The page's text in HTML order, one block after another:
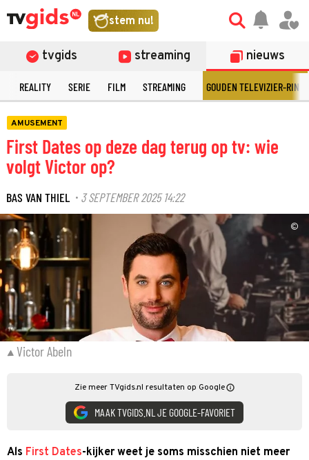
stem nu!
tvgids streaming nieuws
REALITY SERIE FILM STREAMING GOUDEN TELEVIZIER-RING
AMUSEMENT
First Dates op deze dag terug op tv: wie
volgt Victor op?
BAS VAN THIEL· 3 SEPTEMBER 2025 14:22
©
Victor Abeln
Zie meer TVgids.nl resultaten op Google
MAAK TVGIDS.NL JE GOOGLE-FAVORIET
Als First Dates-kijker weet je soms misschien niet meer